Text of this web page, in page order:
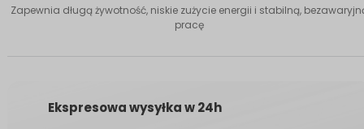
Zapewnia długą żywotność, niskie zużycie energii i stabilną,
pracę
Ekspresowa wysyłka w 24h